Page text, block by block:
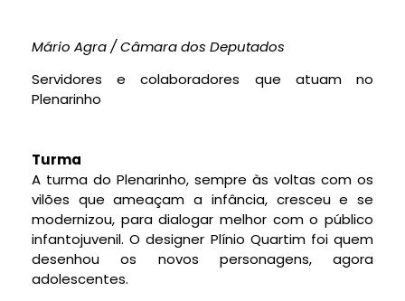
Mário Agra / Câmara dos Deputados
Servidores e colaboradores que atuam no
Plenarinho
Turma
A turma do Plenarinho, sempre às voltas com os
vilões que ameaçam a infância, cresceu e se
modernizou, para dialogar melhor com o público
infantojuvenil. O designer Plínio Quartim foi quem
desenhou os novos personagens, agora
adolescentes.